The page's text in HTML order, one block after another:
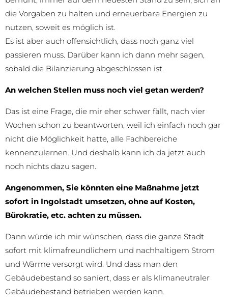
die Vorgaben zu halten und erneuerbare Energien zu
nutzen, soweit es möglich ist.
Es ist aber auch offensichtlich, dass noch ganz viel
passieren muss. Darüber kann ich dann mehr sagen,
sobald die Bilanzierung abgeschlossen ist.
An welchen Stellen muss noch viel getan werden?
Das ist eine Frage, die mir eher schwer fällt, nach vier
Wochen schon zu beantworten, weil ich einfach noch gar
nicht die Möglichkeit hatte, alle Fachbereiche
kennenzulernen. Und deshalb kann ich da jetzt auch
noch nichts dazu sagen.
Angenommen, Sie könnten eine Maßnahme jetzt
sofort in Ingolstadt umsetzen, ohne auf Kosten,
Bürokratie, etc. achten zu müssen.
Dann würde ich mir wünschen, dass die ganze Stadt
sofort mit klimafreundlichem und nachhaltigem Strom
und Wärme versorgt wird. Und dass man den
Gebäudebestand so saniert, dass er als klimaneutraler
Gebäudebestand betrieben werden kann.